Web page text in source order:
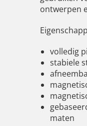
ontwerpen
volledig
stabiele
maten